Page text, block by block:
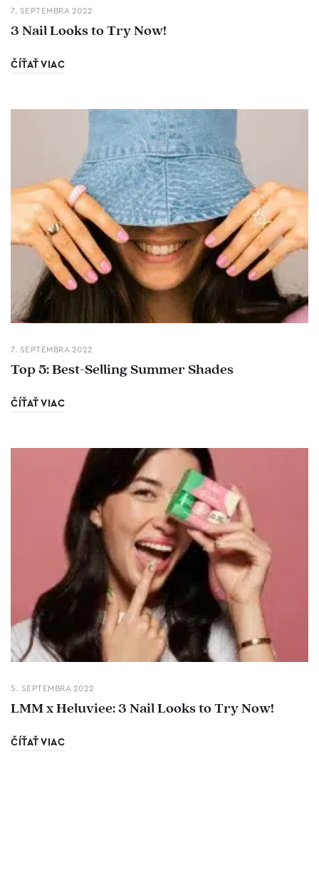
7. SEPTEMBRA 2022
3 Nail Looks to Try Now!
ČÍŤAŤ VIAC
7. SEPTEMBRA 2022
Top 5: Best-Selling Summer Shades
ČÍŤAŤ VIAC
5. SEPTEMBRA 2022
LMM x Heluviee: 3 Nail Looks to Try Now!
ČÍŤAŤ VIAC